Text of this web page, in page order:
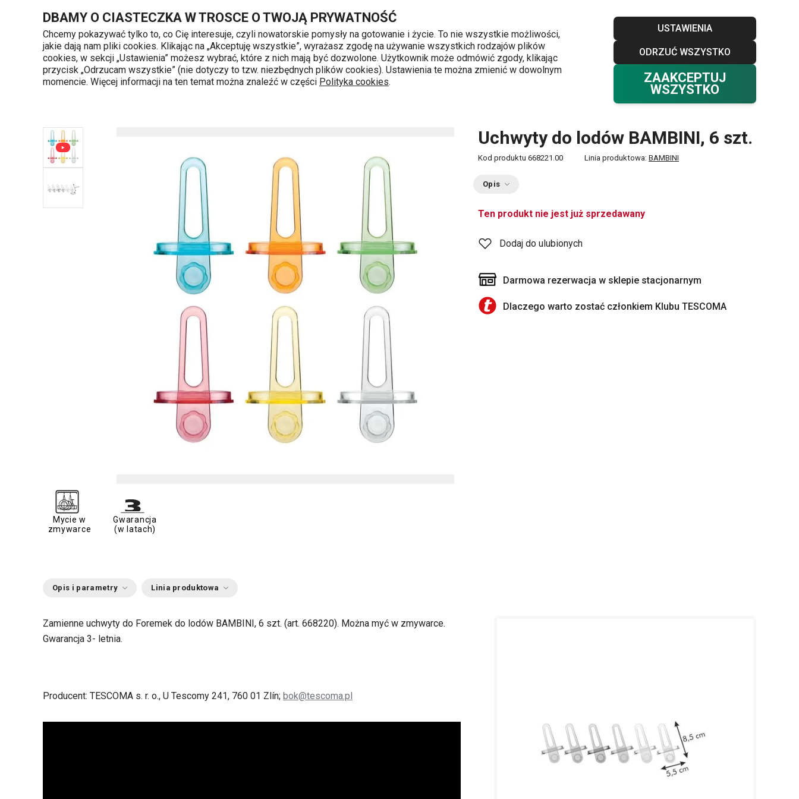
DBAMY O CIASTECZKA W TROSCE O TWOJĄ PRYWATNOŚĆ
Chcemy pokazywać tylko to, co Cię interesuje, czyli nowatorskie pomysły na gotowanie i życie. To nie wszystkie możliwości,
jakie dają nam pliki cookies. Klikając na „Akceptuję wszystkie”, wyrażasz zgodę na używanie wszystkich rodzajów plików
cookies, w sekcji „Ustawienia” możesz wybrać, które z nich mają być dozwolone. Użytkownik może odmówić zgody, klikając
przycisk „Odrzucam wszystkie” (nie dotyczy to tzw. niezbędnych plików cookies). Ustawienia te można zmienić w dowolnym
momencie. Więcej informacji na ten temat można znaleźć w części Polityka cookies.
USTAWIENIA
ODRZUĆ WSZYSTKO
ZAAKCEPTUJ
WSZYSTKO
Przejdź do głównej zawartości
Przejdź do wyszukiwania
Przejdź do nawigacji
Blog Klub TESCOMA Kontakt
Kategorie produktów 720 809 700
Poniedziałek - piątek od 8 do 16
Ulubione Zaloguj się
0 Twój koszyk
0,00 zł
Uchwyty do lodów BAMBINI, 6 szt.
Kod produktu 668221.00 Linia produktowa: BAMBINI
Opis
Ten produkt nie jest już sprzedawany
Dodaj do ulubionych
Darmowa rezerwacja w sklepie stacjonarnym
Dlaczego warto zostać członkiem Klubu TESCOMA
Mycie w
zmywarce
Gwarancja
(w latach)
Opis i parametry Linia produktowa
Zamienne uchwyty do Foremek do lodów BAMBINI, 6 szt. (art. 668220). Można myć w zmywarce.
Gwarancja 3- letnia.
Producent: TESCOMA s. r. o., U Tescomy 241, 760 01 Zlín; bok@tescoma.pl